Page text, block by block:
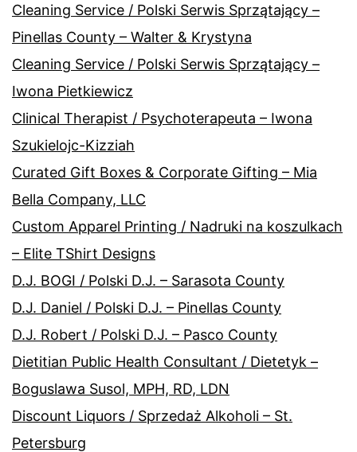
Cleaning Service / Polski Serwis Sprzątający –
Pinellas County – Walter & Krystyna
Cleaning Service / Polski Serwis Sprzątający –
Iwona Pietkiewicz
Clinical Therapist / Psychoterapeuta – Iwona
Szukielojc-Kizziah
Curated Gift Boxes & Corporate Gifting – Mia
Bella Company, LLC
Custom Apparel Printing / Nadruki na koszulkach
– Elite TShirt Designs
D.J. BOGI / Polski D.J. – Sarasota County
D.J. Daniel / Polski D.J. – Pinellas County
D.J. Robert / Polski D.J. – Pasco County
Dietitian Public Health Consultant / Dietetyk –
Boguslawa Susol, MPH, RD, LDN
Discount Liquors / Sprzedaż Alkoholi – St.
Petersburg